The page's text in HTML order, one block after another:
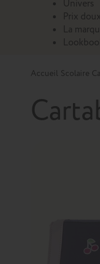
Univers
Prix doux
La
Accueil Scolaire